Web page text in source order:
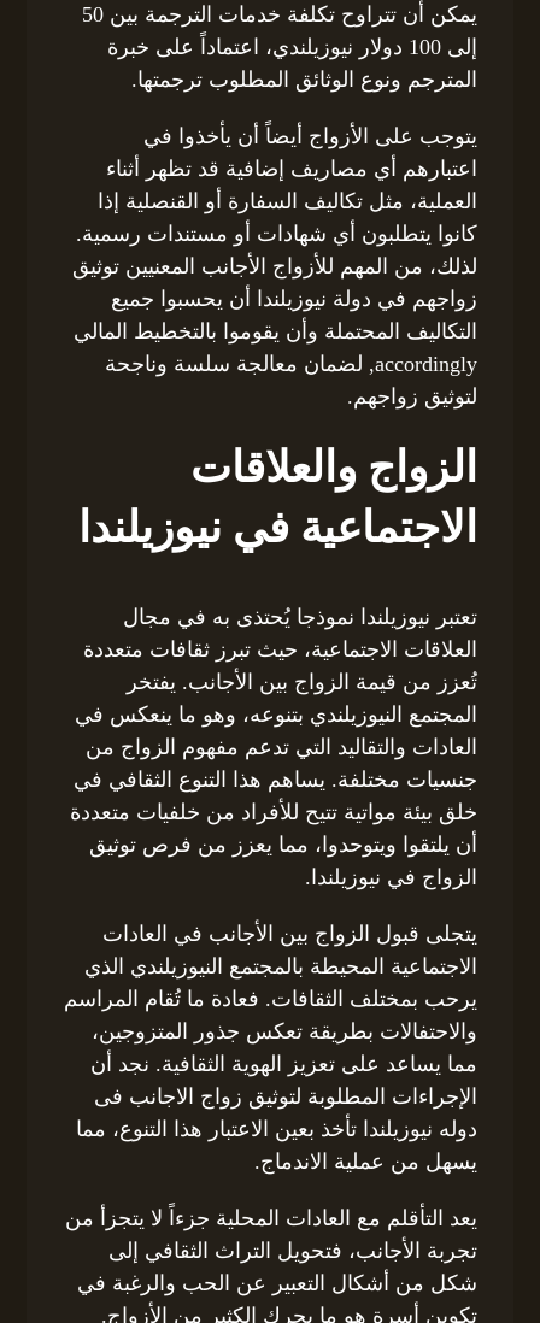
يمكن أن تتراوح تكلفة خدمات الترجمة بين 50
إلى 100 دولار نيوزيلندي، اعتماداً على خبرة
المترجم ونوع الوثائق المطلوب ترجمتها.
يتوجب على الأزواج أيضاً أن يأخذوا في
اعتبارهم أي مصاريف إضافية قد تظهر أثناء
العملية، مثل تكاليف السفارة أو القنصلية إذا
كانوا يتطلبون أي شهادات أو مستندات رسمية.
لذلك، من المهم للأزواج الأجانب المعنيين توثيق
زواجهم في دولة نيوزيلندا أن يحسبوا جميع
التكاليف المحتملة وأن يقوموا بالتخطيط المالي
accordingly, لضمان معالجة سلسة وناجحة
لتوثيق زواجهم.
الزواج والعلاقات
الاجتماعية في نيوزيلندا
تعتبر نيوزيلندا نموذجا يُحتذى به في مجال
العلاقات الاجتماعية، حيث تبرز ثقافات متعددة
تُعزز من قيمة الزواج بين الأجانب. يفتخر
المجتمع النيوزيلندي بتنوعه، وهو ما ينعكس في
العادات والتقاليد التي تدعم مفهوم الزواج من
جنسيات مختلفة. يساهم هذا التنوع الثقافي في
خلق بيئة مواتية تتيح للأفراد من خلفيات متعددة
أن يلتقوا ويتوحدوا، مما يعزز من فرص توثيق
الزواج في نيوزيلندا.
يتجلى قبول الزواج بين الأجانب في العادات
الاجتماعية المحيطة بالمجتمع النيوزيلندي الذي
يرحب بمختلف الثقافات. فعادة ما تُقام المراسم
والاحتفالات بطريقة تعكس جذور المتزوجين،
مما يساعد على تعزيز الهوية الثقافية. نجد أن
الإجراءات المطلوبة لتوثيق زواج الاجانب فى
دوله نيوزيلندا تأخذ بعين الاعتبار هذا التنوع، مما
يسهل من عملية الاندماج.
يعد التأقلم مع العادات المحلية جزءاً لا يتجزأ من
تجربة الأجانب، فتحويل التراث الثقافي إلى
شكل من أشكال التعبير عن الحب والرغبة في
تكوين أسرة هو ما يحرك الكثير من الأزواج.